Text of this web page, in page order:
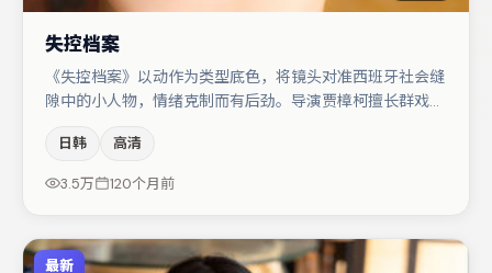
失控档案
《失控档案》以动作为类型底色，将镜头对准西班牙社会缝
隙中的小人物，情绪克制而有后劲。导演贾樟柯擅长群戏与
包括李光洁、周迅、大鹏等，角色动机前后呼应，适合喜欢
抠台词与伏笔的观众。节奏紧凑、反转有度，值得列入片
日韩 高清
3.5万 120个月前
最新